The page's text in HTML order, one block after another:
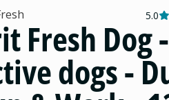
5.0
Fresh Dog -
dogs -